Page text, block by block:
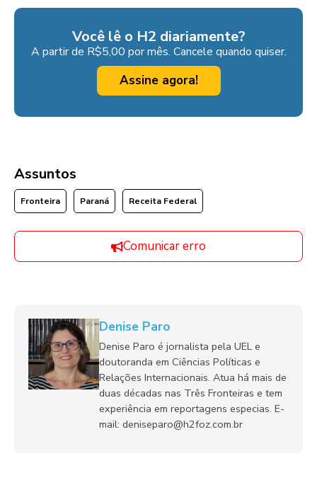
Você lê o H2 diariamente?
A partir de R$5,00 por mês. Cancele quando quiser.
Assine agora!
Assuntos
Fronteira Paraná Receita Federal
Comunicar erro
Denise Paro
Denise Paro é jornalista pela UEL e
doutoranda em Ciências Políticas e
Relações Internacionais. Atua há mais de
duas décadas nas Três Fronteiras e tem
experiência em reportagens especias. E-
mail: deniseparo@h2foz.com.br